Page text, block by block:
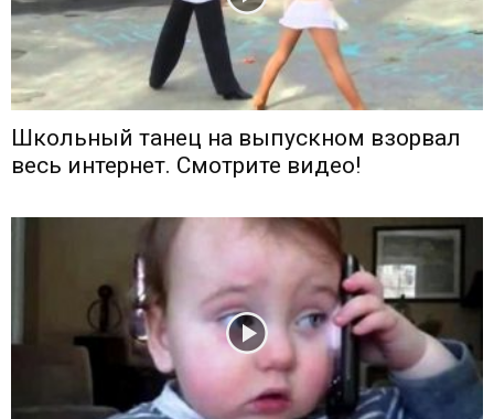
Школьный танец на выпускном взорвал
весь интернет. Смотрите видео!